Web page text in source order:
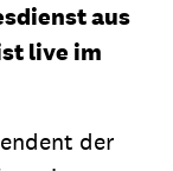
aus
live im
der